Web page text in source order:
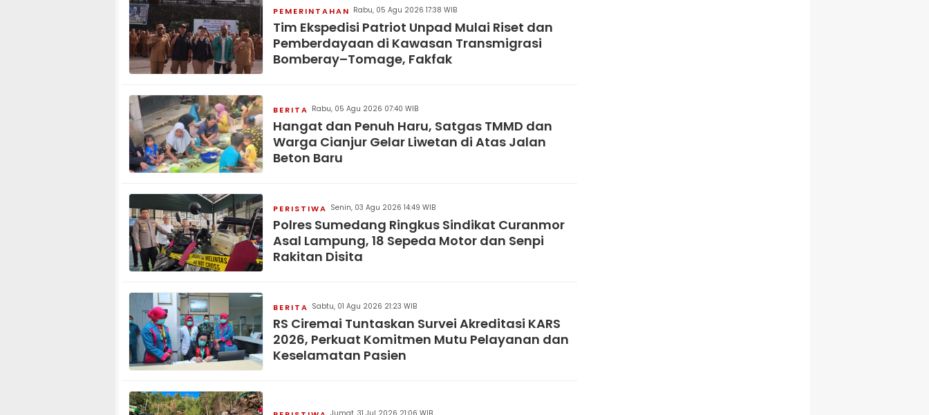
PEMERINTAHAN Rabu, 05 Agu 2026 17:38 WIB
Tim Ekspedisi Patriot Unpad Mulai Riset dan
Pemberdayaan di Kawasan Transmigrasi
Bomberay–Tomage, Fakfak
BERITA Rabu, 05 Agu 2026 07:40 WIB
Hangat dan Penuh Haru, Satgas TMMD dan
Warga Cianjur Gelar Liwetan di Atas Jalan
Beton Baru
PERISTIWA Senin, 03 Agu 2026 14:49 WIB
Polres Sumedang Ringkus Sindikat Curanmor
Asal Lampung, 18 Sepeda Motor dan Senpi
Rakitan Disita
BERITA Sabtu, 01 Agu 2026 21:23 WIB
RS Ciremai Tuntaskan Survei Akreditasi KARS
2026, Perkuat Komitmen Mutu Pelayanan dan
Keselamatan Pasien